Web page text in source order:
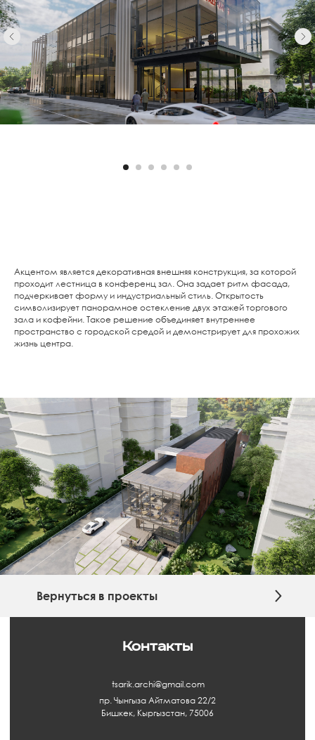
Акцентом является декоративная внешняя конструкция, за которой
проходит лестница в конференц зал. Она задает ритм фасада,
подчеркивает форму и индустриальный стиль. Открытость
символизирует панорамное остекление двух этажей торгового
зала и кофейни. Такое решение объединяет внутреннее
пространство с городской средой и демонстрирует для прохожих
жизнь центра.
Вернуться в проекты
tsarik.archi@gmail.com
пр. Чынгыза Айтматова 22/2
Бишкек, Кыргызстан, 75006
Контакты